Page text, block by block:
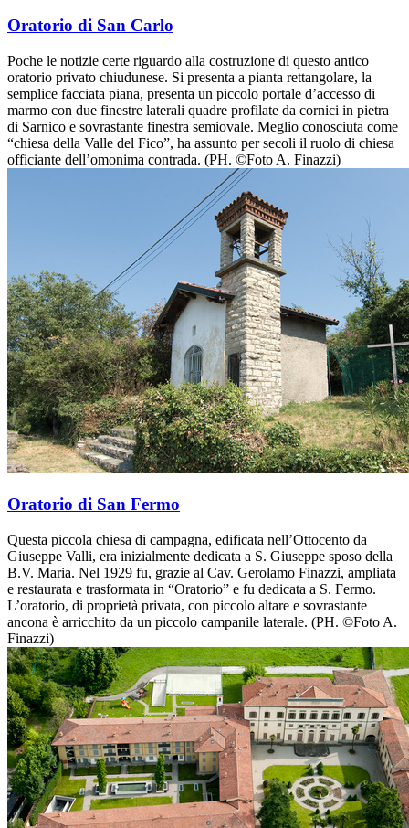
Oratorio di San Carlo
Poche le notizie certe riguardo alla costruzione di questo antico
oratorio privato chiudunese. Si presenta a pianta rettangolare, la
semplice facciata piana, presenta un piccolo portale d’accesso di
marmo con due finestre laterali quadre profilate da cornici in pietra
di Sarnico e sovrastante finestra semiovale. Meglio conosciuta come
“chiesa della Valle del Fico”, ha assunto per secoli il ruolo di chiesa
officiante dell’omonima contrada. (PH. ©Foto A. Finazzi)
Oratorio di San Fermo
Questa piccola chiesa di campagna, edificata nell’Ottocento da
Giuseppe Valli, era inizialmente dedicata a S. Giuseppe sposo della
B.V. Maria. Nel 1929 fu, grazie al Cav. Gerolamo Finazzi, ampliata
e restaurata e trasformata in “Oratorio” e fu dedicata a S. Fermo.
L’oratorio, di proprietà privata, con piccolo altare e sovrastante
ancona è arricchito da un piccolo campanile laterale. (PH. ©Foto A.
Finazzi)